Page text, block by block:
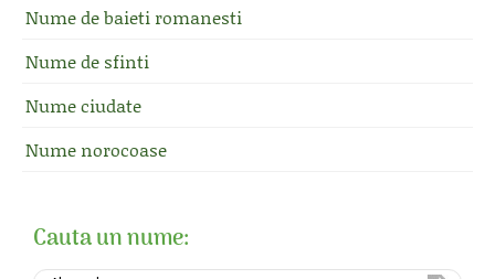
Nume de baieti romanesti
Nume de sfinti
Nume ciudate
Nume norocoase
Cauta un nume: